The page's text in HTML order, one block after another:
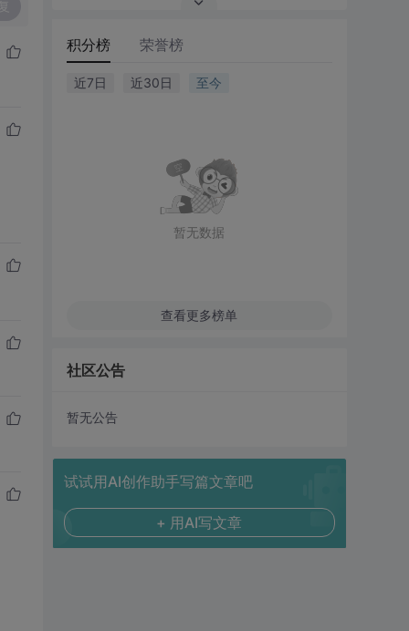
积分榜 荣誉榜
近7日 近30日 至今
暂无数据
查看更多榜单
社区公告
暂无公告
试试用AI创作助手写篇文章吧
+ 用AI写文章